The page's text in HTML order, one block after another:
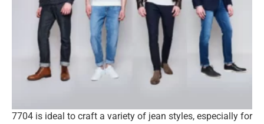
7704 is ideal to craft a variety of jean styles, especially for